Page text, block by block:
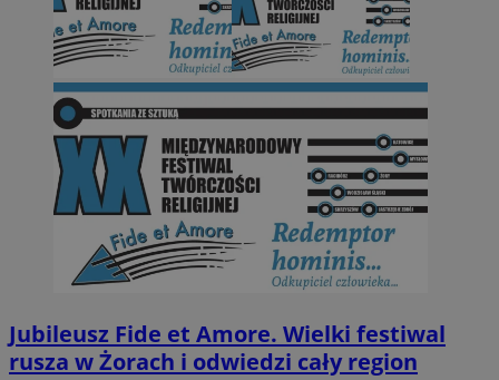
Jubileusz Fide et Amore. Wielki festiwal
rusza w Żorach i odwiedzi cały region